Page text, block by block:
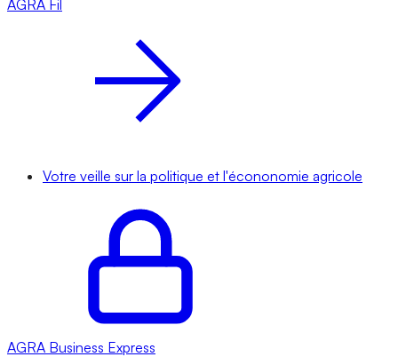
AGRA Fil
Votre veille sur la politique et l'écononomie agricole
AGRA Business Express